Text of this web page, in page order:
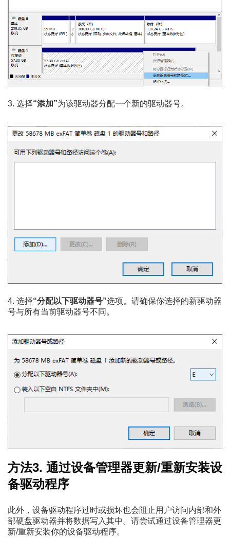
3. 选择“添加”为该驱动器分配一个新的驱动器号。
4. 选择“分配以下驱动器号”选项。请确保你选择的新驱动器
号与所有当前驱动器号不同。
方法3. 通过设备管理器更新/重新安装设
备驱动程序
此外，设备驱动程序过时或损坏也会阻止用户访问内部和外
部硬盘驱动器并将数据写入其中。请尝试通过设备管理器更
新/重新安装你的设备驱动程序。